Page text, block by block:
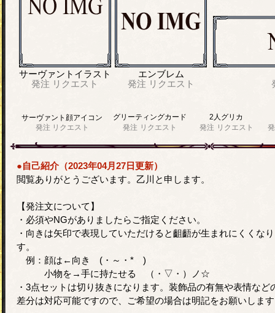
サーヴァントイラスト
発注 リクエスト
エンブレム
発注 リクエスト
サーヴァント顔アイコン
発注 リクエスト
グリーティングカード
発注 リクエスト
2人グリカ
発注 リクエスト
●自己紹介（2023年04月27日更新）
閲覧ありがとうございます。乙川と申します。
【発注文について】
・必須やNGがありましたらご指定ください。
・向きは矢印で表現していただけると齟齬が生まれにくくな
す。
例：顔は←向き (・～・* )
小物を→手に持たせる （・▽・）ノ☆
・3点セットは切り抜きになります。装飾品の有無や表情など
差分は対応可能ですので、ご希望の場合は明記をお願いしま